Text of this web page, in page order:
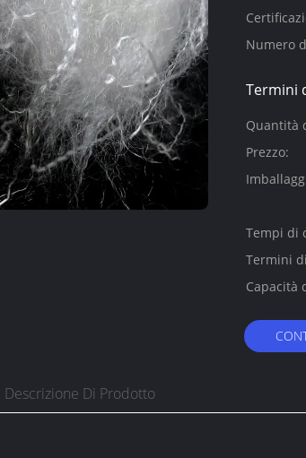
Numero
Termini
Quantità
minimo:
Prezzo:
Tempi di
Termini
Capacità
Descrizione Di Prodotto